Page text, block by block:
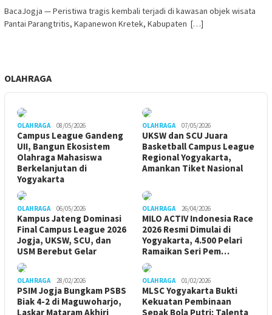
BacaJogja — Peristiwa tragis kembali terjadi di kawasan objek wisata
Pantai Parangtritis, Kapanewon Kretek, Kabupaten […]
OLAHRAGA
OLAHRAGA 08/05/2026
Campus League Gandeng
UII, Bangun Ekosistem
Olahraga Mahasiswa
Berkelanjutan di
Yogyakarta
OLAHRAGA 07/05/2026
UKSW dan SCU Juara
Basketball Campus League
Regional Yogyakarta,
Amankan Tiket Nasional
OLAHRAGA 06/05/2026
Kampus Jateng Dominasi
Final Campus League 2026
Jogja, UKSW, SCU, dan
USM Berebut Gelar
OLAHRAGA 26/04/2026
MILO ACTIV Indonesia Race
2026 Resmi Dimulai di
Yogyakarta, 4.500 Pelari
Ramaikan Seri Pem…
OLAHRAGA 28/02/2026
PSIM Jogja Bungkam PSBS
Biak 4-2 di Maguwoharjo,
Laskar Mataram Akhiri
OLAHRAGA 01/02/2026
MLSC Yogyakarta Bukti
Kekuatan Pembinaan
Sepak Bola Putri: Talenta